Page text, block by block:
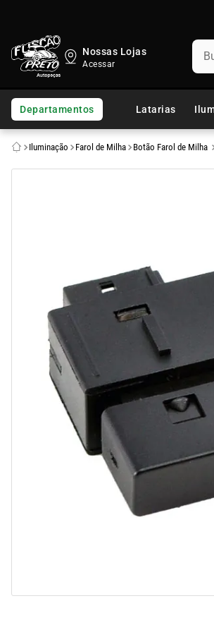
Nossas Lojas
Departamentos Latarias
Iluminação Farol de Milha Botão Farol de Milha
TERMOS
1º
fusca
2º
capo
8º
uno